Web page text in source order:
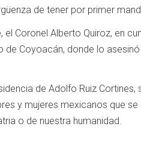
de tener por primer
el Coronel Alberto Quiroz, en
de Coyoacán, donde lo
de Adolfo Ruiz
y mujeres mexicanos que
o de nuestra humanidad.